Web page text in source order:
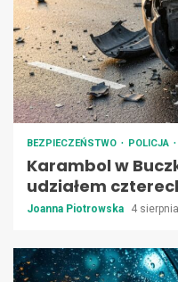
BEZPIECZEŃSTWO POLICJA
Karambol w
udziałem
Joanna Piotrowska 4